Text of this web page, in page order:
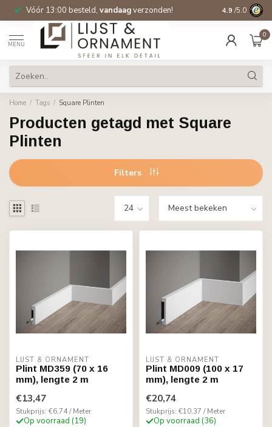
Vóór 13:00 besteld, vandaagverzonden! Gratis
4.9 /5.0
MENU
0
Home / Tags / Square Plinten
Producten getagd met Square
Plinten
Filters
LIJST & ORNAMENT
Plint MD359 (70 x 16
mm), lengte 2 m
€13,47
Stukprijs: €6,74 / Meter
Op voorraad (19)
LIJST & ORNAMENT
Plint MD009 (100 x 17
mm), lengte 2 m
€20,74
Stukprijs: €10,37 / Meter
Op voorraad (36)